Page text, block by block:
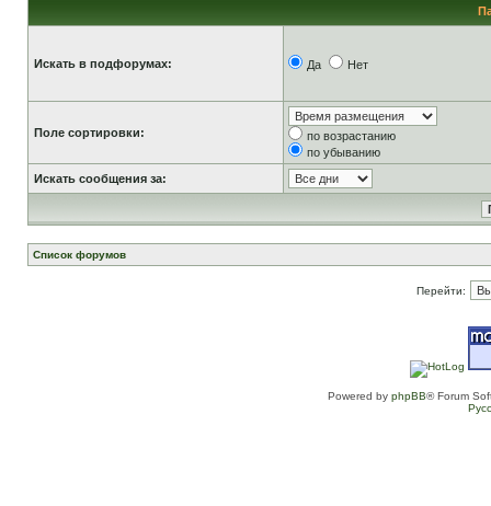
Искать в подфорумах: Да Нет
Поле сортировки:
по возрастанию
по убыванию
Искать сообщения за:
Список форумов
Перейти:
Powered by phpBB® Forum